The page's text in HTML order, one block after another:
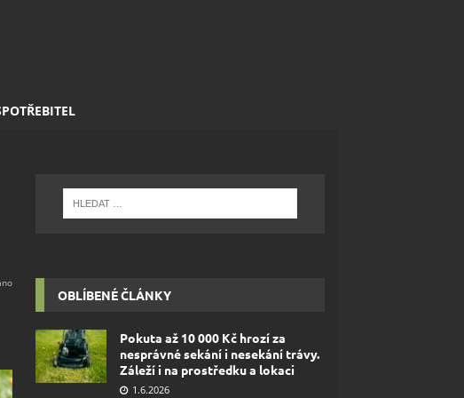
OBLÍBENÉ ČLÁNKY
Pokuta až 10 000 Kč hrozí za
nesprávné sekání i nesekání trávy.
Záleží i na prostředku a lokaci
1.6.2026